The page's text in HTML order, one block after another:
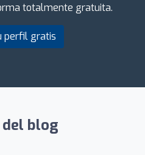
totalmente gratuita.
perfil gratis
blog